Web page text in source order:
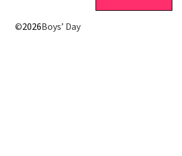
©2026Boys’ Day